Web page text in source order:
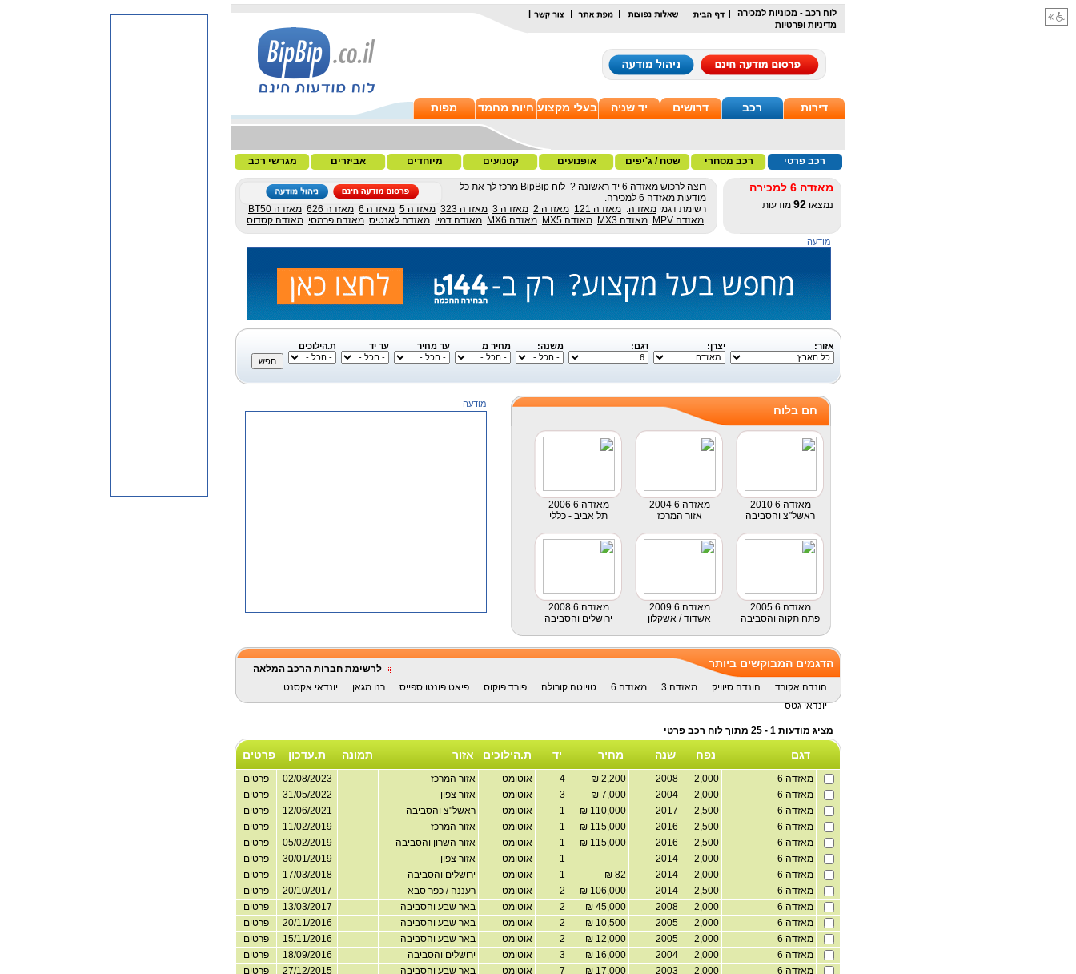
לוח רכב - מכוניות למכירה
מדיניות ופרטיות
דירות רכב דרושים יד שניה בעלי מקצוע חיות מחמד מפות
רכב פרטי רכב מסחרי שטח / ג'יפים אופנועים קטנועים מיוחדים אביזרים מגרשי רכב
מאזדה 6 למכירה
נמצאו 92 מודעות
רוצה לרכוש מאזדה 6 יד ראשונה ? לוח BipBip מרכז לך את כל
מודעות מאזדה 6 למכירה.
רשימת דגמי מאזדה: מאזדה 121 מאזדה 2 מאזדה 3 מאזדה 323 מאזדה 5 מאזדה 6 מאזדה 626
מאזדה BT50
מאזדה MPV
מאזדה MX3 מאזדה MX5 מאזדה MX6 מאזדה דמיו מאזדה לאנטיס מאזדה פרמסי מאזדה קסדוס
מודעה
אזור: יצרן: דגם: משנה: מחיר מ עד מחיר עד יד ת.הילוכים
מודעה חם בלוח
2010 מאזדה 6
ראשל"צ והסביבה
2004 מאזדה 6
אזור המרכז
2006 מאזדה 6
תל אביב - כללי
2005 מאזדה 6
פתח תקוה והסביבה
2009 מאזדה 6
אשדוד / אשקלון
2008 מאזדה 6
ירושלים והסביבה
הדגמים המבוקשים ביותר
לרשימת חברות הרכב המלאה
הונדה אקורד
הונדה סיוויק מאזדה 3 מאזדה 6 טויוטה קורולה פורד פוקוס פיאט פונטו ספייס רנו מגאן
יונדאי אקסנט
יונדאי גטס
מציג מודעות 1 - 25 מתוך לוח רכב פרטי
דגם נפח שנה מחיר יד ת.הילוכים אזור תמונה ת.עדכון פרטים
מאזדה 6 אוטומט אזור המרכז 02/08/2023
פרטים
מאזדה 6
אוטומט אזור צפון 31/05/2022
פרטים
מאזדה 6
אוטומט ראשל"צ והסביבה 12/06/2021
פרטים
מאזדה 6
אוטומט אזור המרכז 11/02/2019
פרטים
מאזדה 6
אוטומט אזור השרון והסביבה 05/02/2019
פרטים
מאזדה 6
אוטומט אזור צפון 30/01/2019
פרטים
מאזדה 6
אוטומט ירושלים והסביבה 17/03/2018
פרטים
מאזדה 6
אוטומט רעננה / כפר סבא 20/10/2017
פרטים
מאזדה 6
אוטומט באר שבע והסביבה 13/03/2017
פרטים
מאזדה 6
אוטומט באר שבע והסביבה 20/11/2016
פרטים
מאזדה 6
אוטומט באר שבע והסביבה 15/11/2016
פרטים
מאזדה 6
אוטומט ירושלים והסביבה 18/09/2016
פרטים
מאזדה 6
אוטומט באר שבע והסביבה 27/12/2015
פרטים